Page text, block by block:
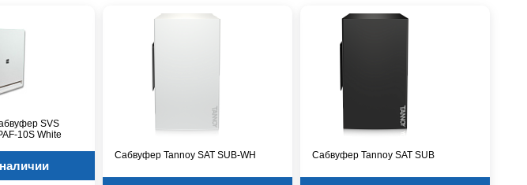
SVS
10S White
Сабвуфер Tannoy SAT SUB-WH Сабвуфер Tannoy SAT SUB